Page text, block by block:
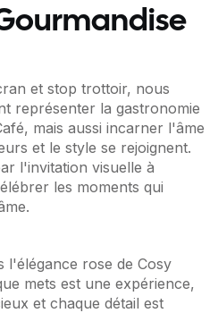
et stop trottoir, nous
représenter la gastronomie
mais aussi incarner l'âme
et le style se rejoignent.
l'invitation visuelle à
les moments qui
l'élégance rose de Cosy
mets est une expérience,
et chaque détail est